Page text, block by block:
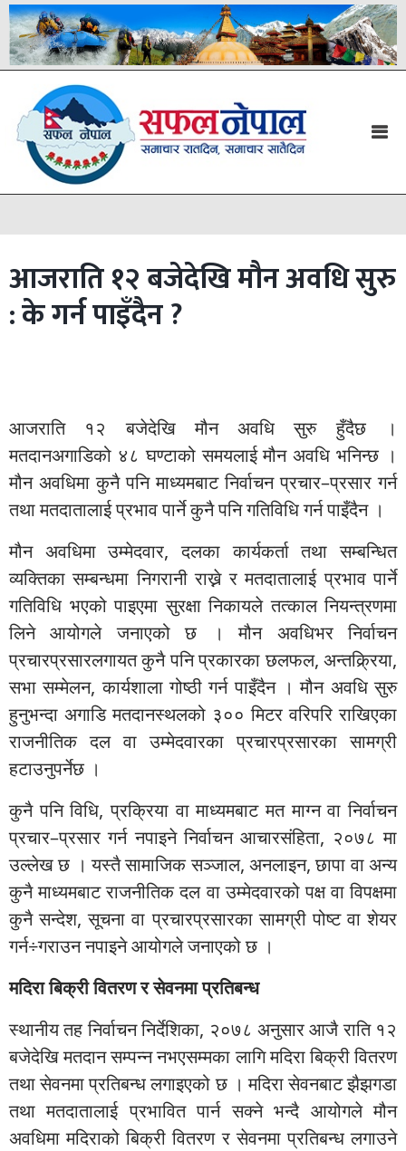
आजराति १२ बजेदेखि मौन अवधि सुरु
: के गर्न पाइँदैन ?
आजराति १२ बजेदेखि मौन अवधि सुरु हुँदैछ ।
मतदानअगाडिको ४८ घण्टाको समयलाई मौन अवधि भनिन्छ ।
मौन अवधिमा कुनै पनि माध्यमबाट निर्वाचन प्रचार–प्रसार गर्न
तथा मतदातालाई प्रभाव पार्ने कुनै पनि गतिविधि गर्न पाइँदैन ।
मौन अवधिमा उम्मेदवार, दलका कार्यकर्ता तथा सम्बन्धित
व्यक्तिका सम्बन्धमा निगरानी राख्ने र मतदातालाई प्रभाव पार्ने
गतिविधि भएको पाइएमा सुरक्षा निकायले तत्काल नियन्त्रणमा
लिने आयोगले जनाएको छ । मौन अवधिभर निर्वाचन
प्रचारप्रसारलगायत कुनै पनि प्रकारका छलफल, अन्तक्र्रिया,
सभा सम्मेलन, कार्यशाला गोष्ठी गर्न पाइँदैन । मौन अवधि सुरु
हुनुभन्दा अगाडि मतदानस्थलको ३०० मिटर वरिपरि राखिएका
राजनीतिक दल वा उम्मेदवारका प्रचारप्रसारका सामग्री
हटाउनुपर्नेछ ।
कुनै पनि विधि, प्रक्रिया वा माध्यमबाट मत माग्न वा निर्वाचन
प्रचार–प्रसार गर्न नपाइने निर्वाचन आचारसंहिता, २०७८ मा
उल्लेख छ । यस्तै सामाजिक सञ्जाल, अनलाइन, छापा वा अन्य
कुनै माध्यमबाट राजनीतिक दल वा उम्मेदवारको पक्ष वा विपक्षमा
कुनै सन्देश, सूचना वा प्रचारप्रसारका सामग्री पोष्ट वा शेयर
गर्न÷गराउन नपाइने आयोगले जनाएको छ ।
मदिरा बिक्री वितरण र सेवनमा प्रतिबन्ध
स्थानीय तह निर्वाचन निर्देशिका, २०७८ अनुसार आजै राति १२
बजेदेखि मतदान सम्पन्न नभएसम्मका लागि मदिरा बिक्री वितरण
तथा सेवनमा प्रतिबन्ध लगाइएको छ । मदिरा सेवनबाट झैझगडा
तथा मतदातालाई प्रभावित पार्न सक्ने भन्दै आयोगले मौन
अवधिमा मदिराको बिक्री वितरण र सेवनमा प्रतिबन्ध लगाउने